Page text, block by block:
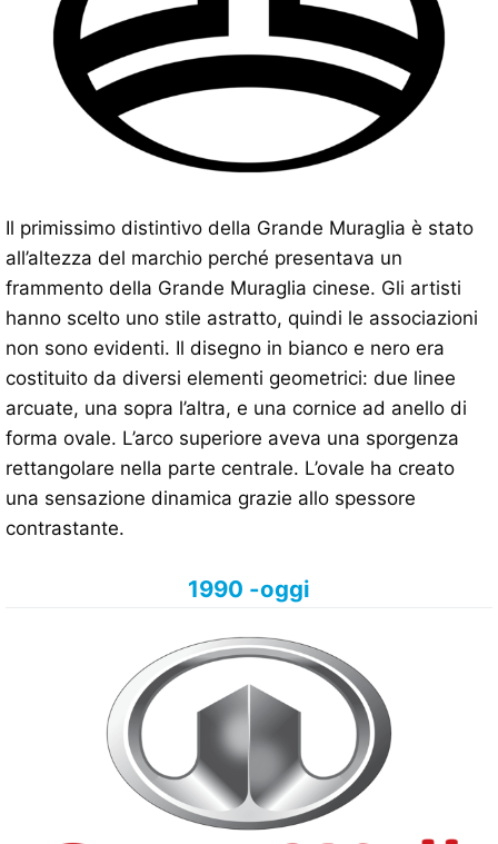
Il primissimo distintivo della Grande Muraglia è stato
all’altezza del marchio perché presentava un
frammento della Grande Muraglia cinese. Gli artisti
hanno scelto uno stile astratto, quindi le associazioni
non sono evidenti. Il disegno in bianco e nero era
costituito da diversi elementi geometrici: due linee
arcuate, una sopra l’altra, e una cornice ad anello di
forma ovale. L’arco superiore aveva una sporgenza
rettangolare nella parte centrale. L’ovale ha creato
una sensazione dinamica grazie allo spessore
contrastante.
1990 -oggi